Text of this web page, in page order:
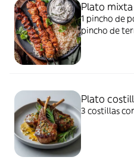
Plato
1 pincho de
pincho de
Plato
3 costillas